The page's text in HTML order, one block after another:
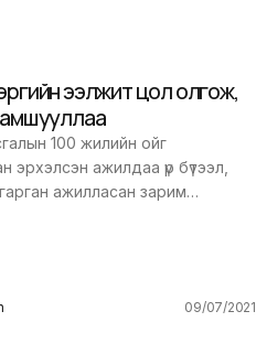
ээлжит цол олгож,
100 жилийн ойг
эрхэлсэн ажилдаа үр бүтээл,
гарган ажилласан зарим…
09/07/2021